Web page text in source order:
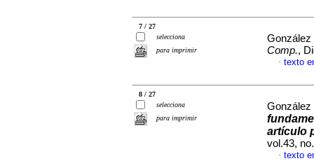
7 / 27
selecciona
para imprimir
Comp.,
· texto
8 / 27
selecciona
para imprimir
artículo
vol.43,
· texto